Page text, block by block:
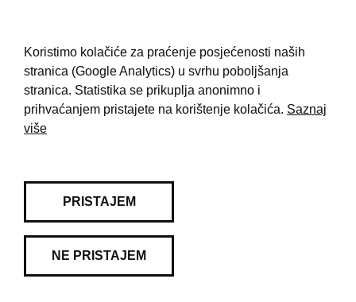
Koristimo kolačiće za praćenje posjećenosti naših
stranica (Google Analytics) u svrhu poboljšanja
stranica. Statistika se prikuplja anonimno i
prihvaćanjem pristajete na korištenje kolačića. Saznaj
više
PRISTAJEM
NE PRISTAJEM